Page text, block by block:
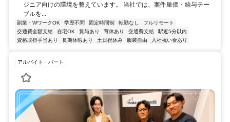
ジニア向けの環境を整えています。 当社では、案件単価・給与テー
ブルを...
副業・WワークOK 学歴不問 固定時間制 転勤なし
フルリモート
交通費全額支給
在宅OK 賞与あり 育休あり 交通費支給
駅近5分以内
資格取得手当あり
長期休暇あり 土日祝休み 服装自由 入社祝い金あり
アルバイト・パート